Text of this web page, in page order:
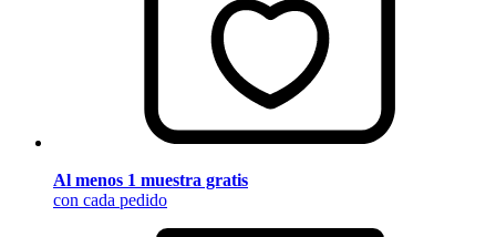
Al menos 1 muestra gratis
con cada pedido